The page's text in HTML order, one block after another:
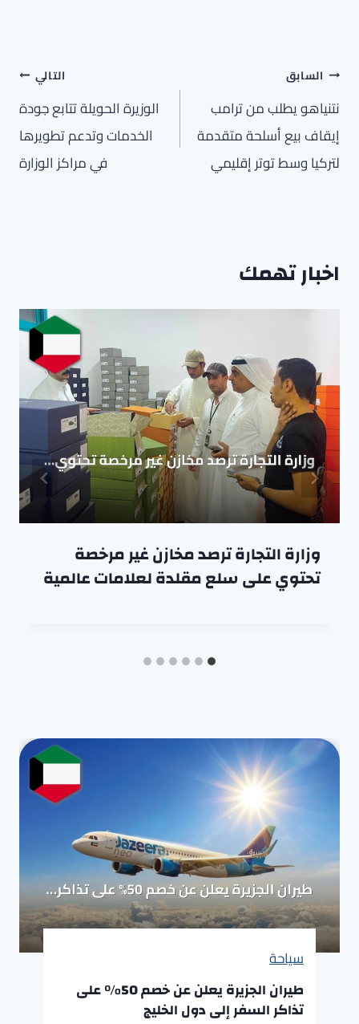
تصفّح
المقالات
السابق
نتنياهو يطلب من ترامب
إيقاف بيع أسلحة متقدمة
لتركيا وسط توتر إقليمي
التالي
الوزيرة الحويلة تتابع جودة
الخدمات وتدعم تطويرها
في مراكز الوزارة
اخبار تهمك
وزارة التجارة ترصد مخازن غير مرخصة
تحتوي على سلع مقلدة لعلامات عالمية
سياحة
طيران الجزيرة يعلن عن خصم 50% على
تذاكر السفر إلى دول الخليج